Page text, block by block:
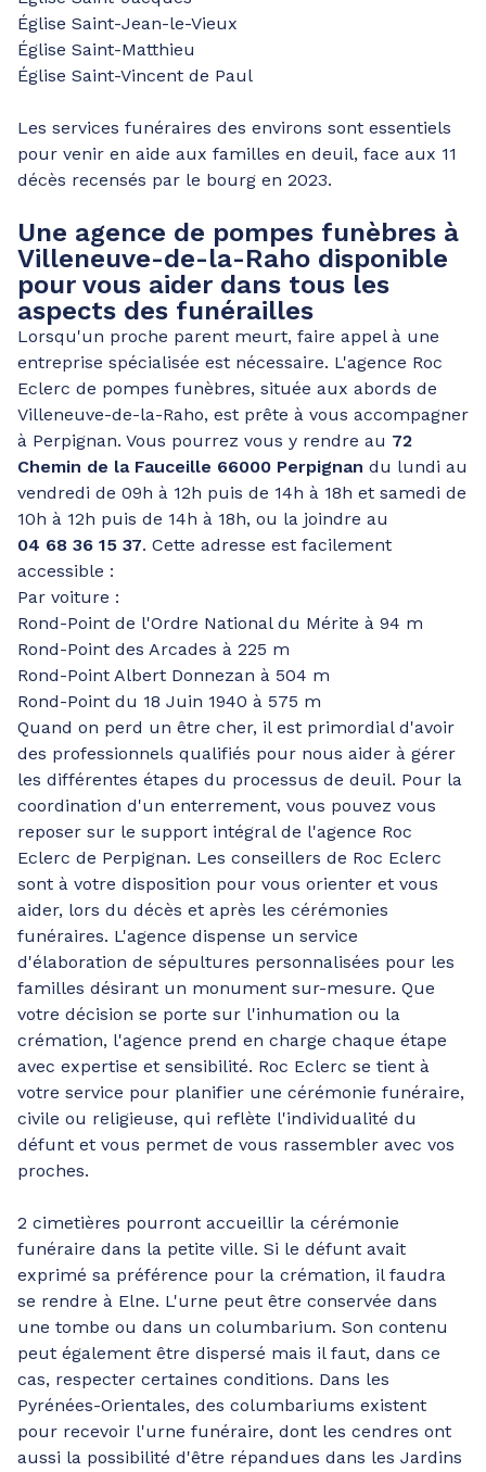
Église Saint-Jean-le-Vieux
Église Saint-Matthieu
Église Saint-Vincent de Paul
Les services funéraires des environs sont essentiels
pour venir en aide aux familles en deuil, face aux 11
décès recensés par le bourg en 2023.
Une agence de pompes funèbres à
Villeneuve-de-la-Raho disponible
pour vous aider dans tous les
aspects des funérailles
Lorsqu'un proche parent meurt, faire appel à une
entreprise spécialisée est nécessaire. L'agence Roc
Eclerc de pompes funèbres, située aux abords de
Villeneuve-de-la-Raho, est prête à vous accompagner
à Perpignan. Vous pourrez vous y rendre au 72
Chemin de la Fauceille 66000 Perpignan du lundi au
vendredi de 09h à 12h puis de 14h à 18h et samedi de
10h à 12h puis de 14h à 18h, ou la joindre au
04 68 36 15 37. Cette adresse est facilement
accessible :
Par voiture :
Rond-Point de l'Ordre National du Mérite à 94 m
Rond-Point des Arcades à 225 m
Rond-Point Albert Donnezan à 504 m
Rond-Point du 18 Juin 1940 à 575 m
Quand on perd un être cher, il est primordial d'avoir
des professionnels qualifiés pour nous aider à gérer
les différentes étapes du processus de deuil. Pour la
coordination d'un enterrement, vous pouvez vous
reposer sur le support intégral de l'agence Roc
Eclerc de Perpignan. Les conseillers de Roc Eclerc
sont à votre disposition pour vous orienter et vous
aider, lors du décès et après les cérémonies
funéraires. L'agence dispense un service
d'élaboration de sépultures personnalisées pour les
familles désirant un monument sur-mesure. Que
votre décision se porte sur l'inhumation ou la
crémation, l'agence prend en charge chaque étape
avec expertise et sensibilité. Roc Eclerc se tient à
votre service pour planifier une cérémonie funéraire,
civile ou religieuse, qui reflète l'individualité du
défunt et vous permet de vous rassembler avec vos
proches.
2 cimetières pourront accueillir la cérémonie
funéraire dans la petite ville. Si le défunt avait
exprimé sa préférence pour la crémation, il faudra
se rendre à Elne. L'urne peut être conservée dans
une tombe ou dans un columbarium. Son contenu
peut également être dispersé mais il faut, dans ce
cas, respecter certaines conditions. Dans les
Pyrénées-Orientales, des columbariums existent
pour recevoir l'urne funéraire, dont les cendres ont
aussi la possibilité d'être répandues dans les Jardins